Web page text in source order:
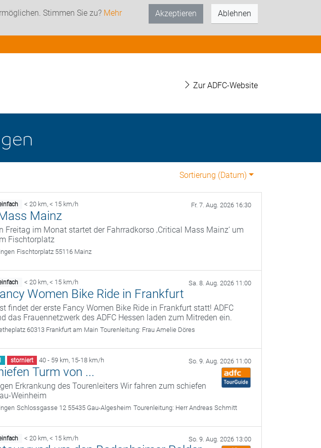
Stimmen Sie zu? Mehr
Akzeptieren Ablehnen
Zur ADFC-Website
Sortierung (Datum)
< 20 km, < 15 km/h Fr. 7. Aug. 2026 16:30
Mainz
Freitag im Monat startet der Fahrradkorso ‚Critical Mass Mainz‘ um
Fischtorplatz
Fischtorplatz 55116 Mainz
< 20 km, < 15 km/h Sa. 8. Aug. 2026 11:00
Women Bike Ride in Frankfurt
findet der erste Fancy Women Bike Ride in Frankfurt statt! ADFC
das Frauennetzwerk des ADFC Hessen laden zum Mitreden ein.
60313 Frankfurt am Main Tourenleitung: Frau Amelie Döres
storniert 40 - 59 km, 15-18 km/h So. 9. Aug. 2026 11:00
Turm von ...
Erkrankung des Tourenleiters Wir fahren zum schiefen
Weinheim
Schlossgasse 12 55435 Gau-Algesheim Tourenleitung: Herr Andreas Schmitt
< 20 km, < 15 km/h So. 9. Aug. 2026 13:00